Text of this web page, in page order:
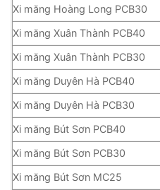
Xi măng Hoàng Long PCB30
Xi măng Xuân Thành PCB40
Xi măng Xuân Thành PCB30
Xi măng Duyên Hà PCB40
Xi măng Duyên Hà PCB30
Xi măng Bút Sơn PCB40
Xi măng Bút Sơn PCB30
Xi măng Bút Sơn MC25